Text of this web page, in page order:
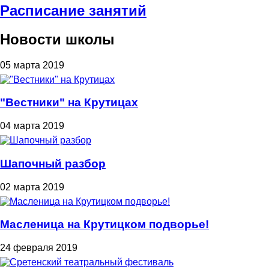
Расписание занятий
Новости школы
05 марта 2019
"Вестники" на Крутицах
04 марта 2019
Шапочный разбор
02 марта 2019
Масленица на Крутицком подворье!
24 февраля 2019